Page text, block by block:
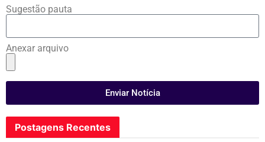
Sugestão pauta
Anexar arquivo
Enviar Notícia
Postagens Recentes